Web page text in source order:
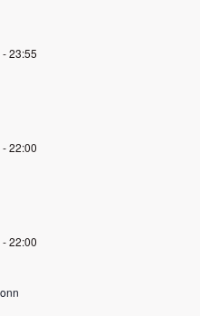
-23:55
-22:00
-22:00